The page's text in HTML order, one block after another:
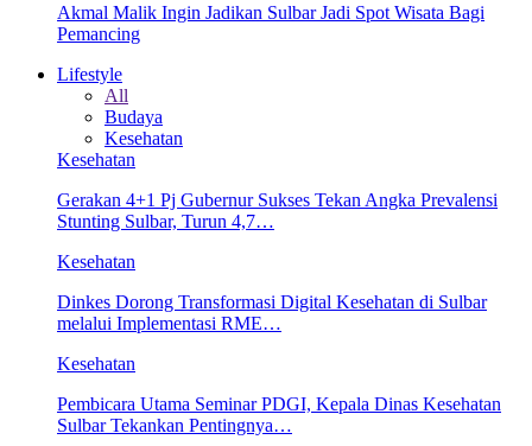
Akmal Malik Ingin Jadikan Sulbar Jadi Spot Wisata Bagi
Pemancing
Lifestyle
All
Budaya
Kesehatan
Kesehatan
Gerakan 4+1 Pj Gubernur Sukses Tekan Angka Prevalensi
Stunting Sulbar, Turun 4,7…
Kesehatan
Dinkes Dorong Transformasi Digital Kesehatan di Sulbar
melalui Implementasi RME…
Kesehatan
Pembicara Utama Seminar PDGI, Kepala Dinas Kesehatan
Sulbar Tekankan Pentingnya…